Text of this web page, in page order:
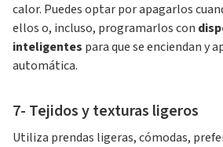
calor. Puedes optar por apagarlos
ellos o, incluso, programarlos con
inteligentes para que se enciendan y
automática.
7- Tejidos y texturas ligeros
Utiliza prendas ligeras, cómodas,